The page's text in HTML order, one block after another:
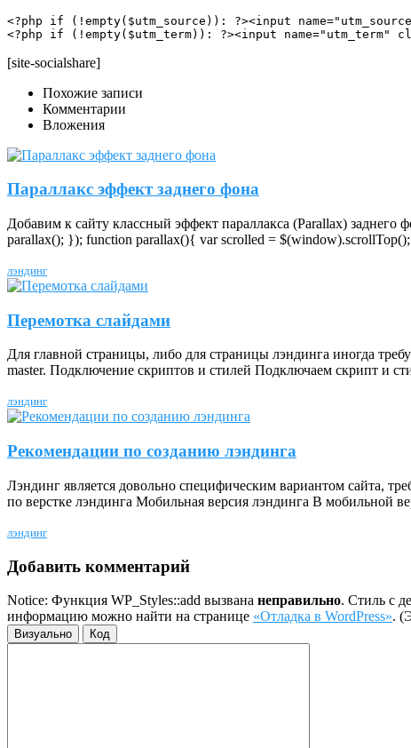
<?php if (!empty($utm_source)): ?><input
[site-socialshare]
Похожие записи
Комментарии
Вложения
Параллакс эффект заднего фона
Добавим к сайту классный эффект параллакса (Parallax)
parallax(); }); function parallax(){ var scrolled =
лэндинг
Перемотка слайдами
Для главной страницы, либо для страницы лэндинга иногда
master. Подключение скриптов и стилей Подключаем скрипт и
лэндинг
Рекомендации по созданию лэндинга
Лэндинг является довольно специфическим вариантом сайта,
по верстке лэндинга Мобильная версия лэндинга В мобильной
лэндинг
Добавить комментарий
Notice: Функция WP_Styles::add вызвана неправильно. Стиль с
информацию можно найти на странице «Отладка в WordPress».
Визуально Код